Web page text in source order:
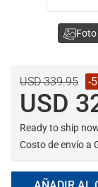
USD 339.95 -
USD
Ready to ship
Costo de envío a
Foto